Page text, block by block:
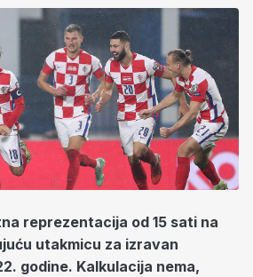
reprezentacija od 15 sati na
utakmicu za izravan
godine. Kalkulacija nema,